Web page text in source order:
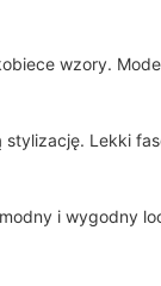
wzory.
Lekki
i wygodny